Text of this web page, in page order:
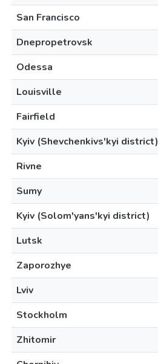
San Francisco
Dnepropetrovsk
Odessa
Louisville
Fairfield
Kyiv (Shevchenkivs'kyi district)
Rivne
Sumy
Kyiv (Solom'yans'kyi district)
Lutsk
Zaporozhye
Lviv
Stockholm
Zhitomir